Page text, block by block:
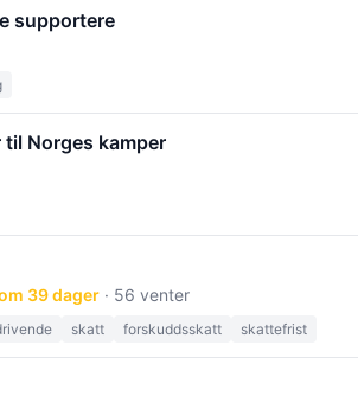
supportere
Norges kamper
39 dager· 56 venter
skatt forskuddsskatt skattefrist